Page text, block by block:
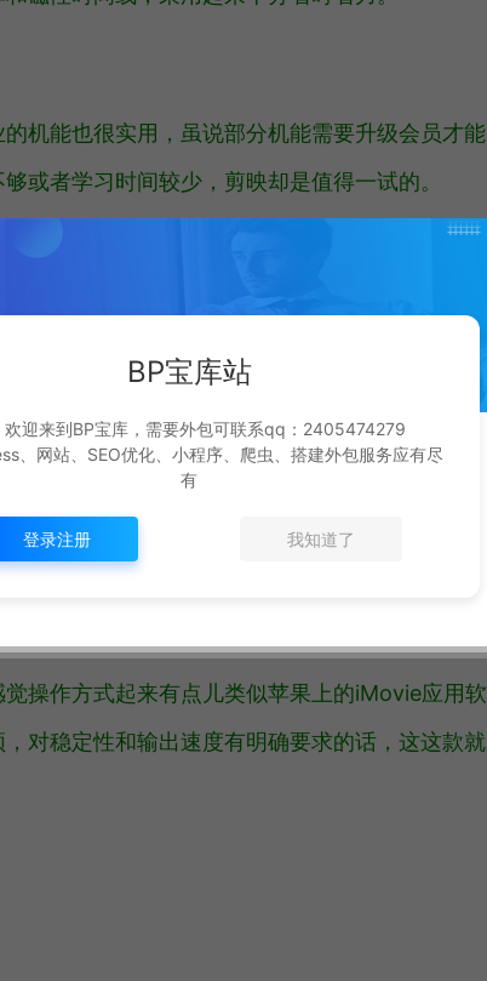
机能也很实用，虽说部分机能需要升级会员才能
或者学习时间较少，剪映却是值得一试的。
为Mac上的最强大的音频后期处理应用软件之
多专业的调色工具，全力支持360°全景剪接以及
操作方式起来有点儿类似苹果上的iMovie应用软
对稳定性和输出速度有明确要求的话，这这款就
BP宝库站
欢迎来到BP宝库，需要外包可联系qq：2405474279
、网站、SEO优化、小程序、爬虫、搭建外包服务应有尽
有
登录注册 我知道了